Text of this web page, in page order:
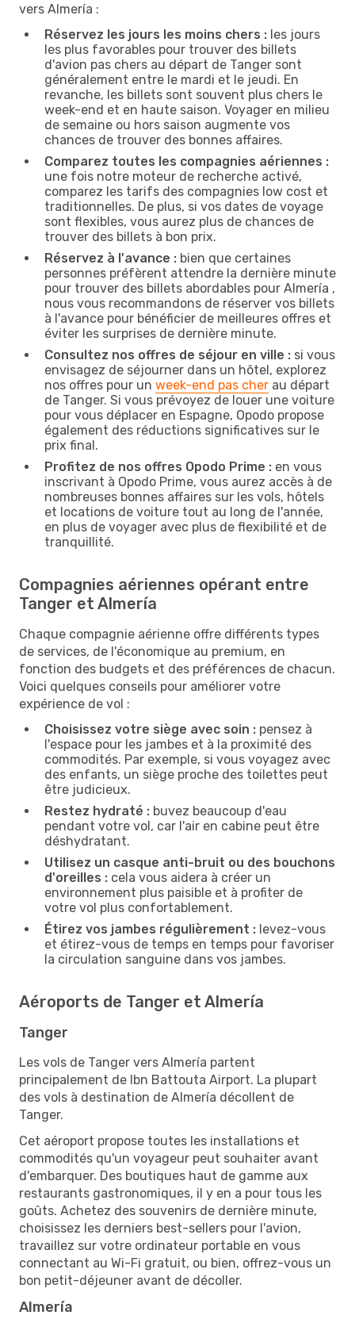
vers Almería :
Réservez les jours les moins chers : les jours
les plus favorables pour trouver des billets
d'avion pas chers au départ de Tanger sont
généralement entre le mardi et le jeudi. En
revanche, les billets sont souvent plus chers le
week-end et en haute saison. Voyager en milieu
de semaine ou hors saison augmente vos
chances de trouver des bonnes affaires.
Comparez toutes les compagnies aériennes :
une fois notre moteur de recherche activé,
comparez les tarifs des compagnies low cost et
traditionnelles. De plus, si vos dates de voyage
sont flexibles, vous aurez plus de chances de
trouver des billets à bon prix.
Réservez à l'avance : bien que certaines
personnes préfèrent attendre la dernière minute
pour trouver des billets abordables pour Almería ,
nous vous recommandons de réserver vos billets
à l'avance pour bénéficier de meilleures offres et
éviter les surprises de dernière minute.
Consultez nos offres de séjour en ville : si vous
envisagez de séjourner dans un hôtel, explorez
nos offres pour un week-end pas cher au départ
de Tanger. Si vous prévoyez de louer une voiture
pour vous déplacer en Espagne, Opodo propose
également des réductions significatives sur le
prix final.
Profitez de nos offres Opodo Prime : en vous
inscrivant à Opodo Prime, vous aurez accès à de
nombreuses bonnes affaires sur les vols, hôtels
et locations de voiture tout au long de l'année,
en plus de voyager avec plus de flexibilité et de
tranquillité.
Compagnies aériennes opérant entre
Tanger et Almería
Chaque compagnie aérienne offre différents types
de services, de l'économique au premium, en
fonction des budgets et des préférences de chacun.
Voici quelques conseils pour améliorer votre
expérience de vol :
Choisissez votre siège avec soin : pensez à
l'espace pour les jambes et à la proximité des
commodités. Par exemple, si vous voyagez avec
des enfants, un siège proche des toilettes peut
être judicieux.
Restez hydraté : buvez beaucoup d'eau
pendant votre vol, car l'air en cabine peut être
déshydratant.
Utilisez un casque anti-bruit ou des bouchons
d'oreilles : cela vous aidera à créer un
environnement plus paisible et à profiter de
votre vol plus confortablement.
Étirez vos jambes régulièrement : levez-vous
et étirez-vous de temps en temps pour favoriser
la circulation sanguine dans vos jambes.
Aéroports de Tanger et Almería
Tanger
Les vols de Tanger vers Almería partent
principalement de Ibn Battouta Airport. La plupart
des vols à destination de Almería décollent de
Tanger.
Cet aéroport propose toutes les installations et
commodités qu'un voyageur peut souhaiter avant
d'embarquer. Des boutiques haut de gamme aux
restaurants gastronomiques, il y en a pour tous les
goûts. Achetez des souvenirs de dernière minute,
choisissez les derniers best-sellers pour l'avion,
travaillez sur votre ordinateur portable en vous
connectant au Wi-Fi gratuit, ou bien, offrez-vous un
bon petit-déjeuner avant de décoller.
Almería